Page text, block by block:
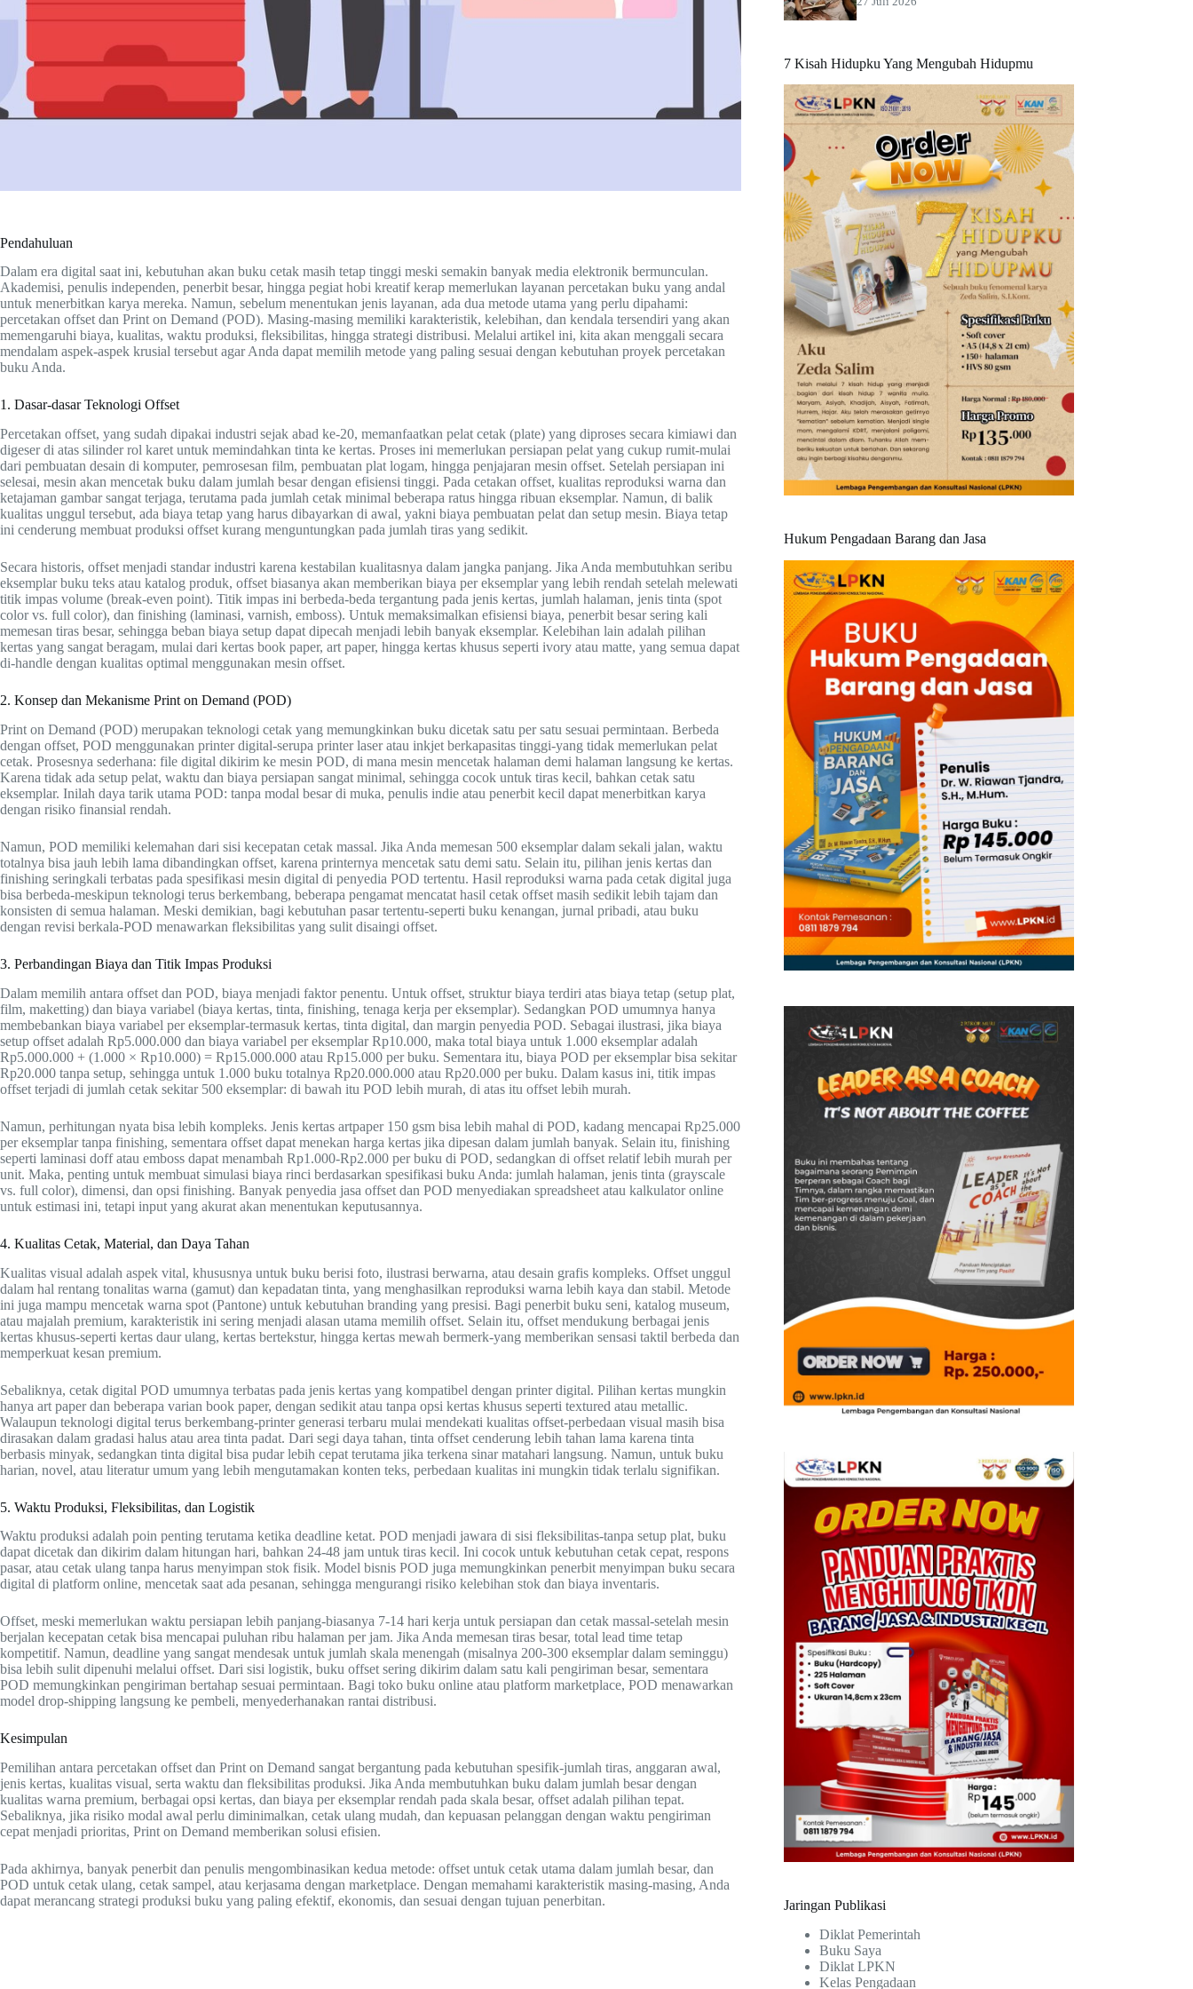
Pendahuluan
Dalam era digital saat ini, kebutuhan akan buku cetak masih tetap tinggi meski semakin banyak media elektronik bermunculan.
Akademisi, penulis independen, penerbit besar, hingga pegiat hobi kreatif kerap memerlukan layanan percetakan buku yang andal
untuk menerbitkan karya mereka. Namun, sebelum menentukan jenis layanan, ada dua metode utama yang perlu dipahami:
percetakan offset dan Print on Demand (POD). Masing‑masing memiliki karakteristik, kelebihan, dan kendala tersendiri yang akan
memengaruhi biaya, kualitas, waktu produksi, fleksibilitas, hingga strategi distribusi. Melalui artikel ini, kita akan menggali secara
mendalam aspek‑aspek krusial tersebut agar Anda dapat memilih metode yang paling sesuai dengan kebutuhan proyek percetakan
buku Anda.
1. Dasar‑dasar Teknologi Offset
Percetakan offset, yang sudah dipakai industri sejak abad ke‑20, memanfaatkan pelat cetak (plate) yang diproses secara kimiawi dan
digeser di atas silinder rol karet untuk memindahkan tinta ke kertas. Proses ini memerlukan persiapan pelat yang cukup rumit-mulai
dari pembuatan desain di komputer, pemrosesan film, pembuatan plat logam, hingga penjajaran mesin offset. Setelah persiapan ini
selesai, mesin akan mencetak buku dalam jumlah besar dengan efisiensi tinggi. Pada cetakan offset, kualitas reproduksi warna dan
ketajaman gambar sangat terjaga, terutama pada jumlah cetak minimal beberapa ratus hingga ribuan eksemplar. Namun, di balik
kualitas unggul tersebut, ada biaya tetap yang harus dibayarkan di awal, yakni biaya pembuatan pelat dan setup mesin. Biaya tetap
ini cenderung membuat produksi offset kurang menguntungkan pada jumlah tiras yang sedikit.
Secara historis, offset menjadi standar industri karena kestabilan kualitasnya dalam jangka panjang. Jika Anda membutuhkan seribu
eksemplar buku teks atau katalog produk, offset biasanya akan memberikan biaya per eksemplar yang lebih rendah setelah melewati
titik impas volume (break-even point). Titik impas ini berbeda-beda tergantung pada jenis kertas, jumlah halaman, jenis tinta (spot
color vs. full color), dan finishing (laminasi, varnish, emboss). Untuk memaksimalkan efisiensi biaya, penerbit besar sering kali
memesan tiras besar, sehingga beban biaya setup dapat dipecah menjadi lebih banyak eksemplar. Kelebihan lain adalah pilihan
kertas yang sangat beragam, mulai dari kertas book paper, art paper, hingga kertas khusus seperti ivory atau matte, yang semua dapat
di-handle dengan kualitas optimal menggunakan mesin offset.
2. Konsep dan Mekanisme Print on Demand (POD)
Print on Demand (POD) merupakan teknologi cetak yang memungkinkan buku dicetak satu per satu sesuai permintaan. Berbeda
dengan offset, POD menggunakan printer digital-serupa printer laser atau inkjet berkapasitas tinggi-yang tidak memerlukan pelat
cetak. Prosesnya sederhana: file digital dikirim ke mesin POD, di mana mesin mencetak halaman demi halaman langsung ke kertas.
Karena tidak ada setup pelat, waktu dan biaya persiapan sangat minimal, sehingga cocok untuk tiras kecil, bahkan cetak satu
eksemplar. Inilah daya tarik utama POD: tanpa modal besar di muka, penulis indie atau penerbit kecil dapat menerbitkan karya
dengan risiko finansial rendah.
Namun, POD memiliki kelemahan dari sisi kecepatan cetak massal. Jika Anda memesan 500 eksemplar dalam sekali jalan, waktu
totalnya bisa jauh lebih lama dibandingkan offset, karena printernya mencetak satu demi satu. Selain itu, pilihan jenis kertas dan
finishing seringkali terbatas pada spesifikasi mesin digital di penyedia POD tertentu. Hasil reproduksi warna pada cetak digital juga
bisa berbeda-meskipun teknologi terus berkembang, beberapa pengamat mencatat hasil cetak offset masih sedikit lebih tajam dan
konsisten di semua halaman. Meski demikian, bagi kebutuhan pasar tertentu-seperti buku kenangan, jurnal pribadi, atau buku
dengan revisi berkala-POD menawarkan fleksibilitas yang sulit disaingi offset.
3. Perbandingan Biaya dan Titik Impas Produksi
Dalam memilih antara offset dan POD, biaya menjadi faktor penentu. Untuk offset, struktur biaya terdiri atas biaya tetap (setup plat,
film, maketting) dan biaya variabel (biaya kertas, tinta, finishing, tenaga kerja per eksemplar). Sedangkan POD umumnya hanya
membebankan biaya variabel per eksemplar-termasuk kertas, tinta digital, dan margin penyedia POD. Sebagai ilustrasi, jika biaya
setup offset adalah Rp5.000.000 dan biaya variabel per eksemplar Rp10.000, maka total biaya untuk 1.000 eksemplar adalah
Rp5.000.000 + (1.000 × Rp10.000) = Rp15.000.000 atau Rp15.000 per buku. Sementara itu, biaya POD per eksemplar bisa sekitar
Rp20.000 tanpa setup, sehingga untuk 1.000 buku totalnya Rp20.000.000 atau Rp20.000 per buku. Dalam kasus ini, titik impas
offset terjadi di jumlah cetak sekitar 500 eksemplar: di bawah itu POD lebih murah, di atas itu offset lebih murah.
Namun, perhitungan nyata bisa lebih kompleks. Jenis kertas artpaper 150 gsm bisa lebih mahal di POD, kadang mencapai Rp25.000
per eksemplar tanpa finishing, sementara offset dapat menekan harga kertas jika dipesan dalam jumlah banyak. Selain itu, finishing
seperti laminasi doff atau emboss dapat menambah Rp1.000-Rp2.000 per buku di POD, sedangkan di offset relatif lebih murah per
unit. Maka, penting untuk membuat simulasi biaya rinci berdasarkan spesifikasi buku Anda: jumlah halaman, jenis tinta (grayscale
vs. full color), dimensi, dan opsi finishing. Banyak penyedia jasa offset dan POD menyediakan spreadsheet atau kalkulator online
untuk estimasi ini, tetapi input yang akurat akan menentukan keputusannya.
4. Kualitas Cetak, Material, dan Daya Tahan
Kualitas visual adalah aspek vital, khususnya untuk buku berisi foto, ilustrasi berwarna, atau desain grafis kompleks. Offset unggul
dalam hal rentang tonalitas warna (gamut) dan kepadatan tinta, yang menghasilkan reproduksi warna lebih kaya dan stabil. Metode
ini juga mampu mencetak warna spot (Pantone) untuk kebutuhan branding yang presisi. Bagi penerbit buku seni, katalog museum,
atau majalah premium, karakteristik ini sering menjadi alasan utama memilih offset. Selain itu, offset mendukung berbagai jenis
kertas khusus-seperti kertas daur ulang, kertas bertekstur, hingga kertas mewah bermerk-yang memberikan sensasi taktil berbeda dan
memperkuat kesan premium.
Sebaliknya, cetak digital POD umumnya terbatas pada jenis kertas yang kompatibel dengan printer digital. Pilihan kertas mungkin
hanya art paper dan beberapa varian book paper, dengan sedikit atau tanpa opsi kertas khusus seperti textured atau metallic.
Walaupun teknologi digital terus berkembang-printer generasi terbaru mulai mendekati kualitas offset-perbedaan visual masih bisa
dirasakan dalam gradasi halus atau area tinta padat. Dari segi daya tahan, tinta offset cenderung lebih tahan lama karena tinta
berbasis minyak, sedangkan tinta digital bisa pudar lebih cepat terutama jika terkena sinar matahari langsung. Namun, untuk buku
harian, novel, atau literatur umum yang lebih mengutamakan konten teks, perbedaan kualitas ini mungkin tidak terlalu signifikan.
5. Waktu Produksi, Fleksibilitas, dan Logistik
Waktu produksi adalah poin penting terutama ketika deadline ketat. POD menjadi jawara di sisi fleksibilitas-tanpa setup plat, buku
dapat dicetak dan dikirim dalam hitungan hari, bahkan 24-48 jam untuk tiras kecil. Ini cocok untuk kebutuhan cetak cepat, respons
pasar, atau cetak ulang tanpa harus menyimpan stok fisik. Model bisnis POD juga memungkinkan penerbit menyimpan buku secara
digital di platform online, mencetak saat ada pesanan, sehingga mengurangi risiko kelebihan stok dan biaya inventaris.
Offset, meski memerlukan waktu persiapan lebih panjang-biasanya 7-14 hari kerja untuk persiapan dan cetak massal-setelah mesin
berjalan kecepatan cetak bisa mencapai puluhan ribu halaman per jam. Jika Anda memesan tiras besar, total lead time tetap
kompetitif. Namun, deadline yang sangat mendesak untuk jumlah skala menengah (misalnya 200-300 eksemplar dalam seminggu)
bisa lebih sulit dipenuhi melalui offset. Dari sisi logistik, buku offset sering dikirim dalam satu kali pengiriman besar, sementara
POD memungkinkan pengiriman bertahap sesuai permintaan. Bagi toko buku online atau platform marketplace, POD menawarkan
model drop-shipping langsung ke pembeli, menyederhanakan rantai distribusi.
Kesimpulan
Pemilihan antara percetakan offset dan Print on Demand sangat bergantung pada kebutuhan spesifik-jumlah tiras, anggaran awal,
jenis kertas, kualitas visual, serta waktu dan fleksibilitas produksi. Jika Anda membutuhkan buku dalam jumlah besar dengan
kualitas warna premium, berbagai opsi kertas, dan biaya per eksemplar rendah pada skala besar, offset adalah pilihan tepat.
Sebaliknya, jika risiko modal awal perlu diminimalkan, cetak ulang mudah, dan kepuasan pelanggan dengan waktu pengiriman
cepat menjadi prioritas, Print on Demand memberikan solusi efisien.
Pada akhirnya, banyak penerbit dan penulis mengombinasikan kedua metode: offset untuk cetak utama dalam jumlah besar, dan
POD untuk cetak ulang, cetak sampel, atau kerjasama dengan marketplace. Dengan memahami karakteristik masing‑masing, Anda
dapat merancang strategi produksi buku yang paling efektif, ekonomis, dan sesuai dengan tujuan penerbitan.
7 Kisah Hidupku Yang Mengubah Hidupmu
Hukum Pengadaan Barang dan Jasa
Jaringan Publikasi
Diklat Pemerintah
Buku Saya
Diklat LPKN
Kelas Pengadaan